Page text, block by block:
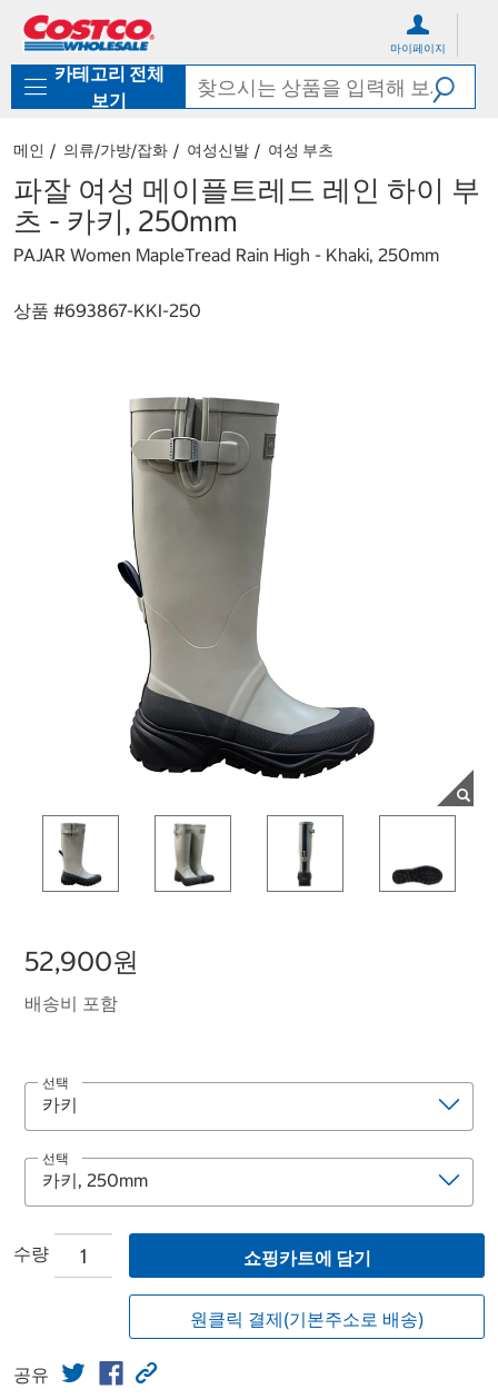
로
기
가
마이페이지
카테고리 전체
보기
메인 의류/가방/잡화 여성신발 여성 부츠
파잘 여성 메이플트레드 레인 하이 부
츠 - 카키, 250mm
PAJAR Women MapleTread Rain High - Khaki, 250mm
상품 #693867-KKI-250
52,900원
배송비 포함
선택
선택
수량 쇼핑카트에 담기
원클릭 결제(기본주소로 배송)
공유